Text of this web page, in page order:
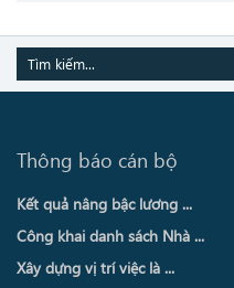
Thông báo cán bộ
Kết quả nâng bậc lương ...
Công khai danh sách Nhà ...
Xây dựng vị trí việc là ...